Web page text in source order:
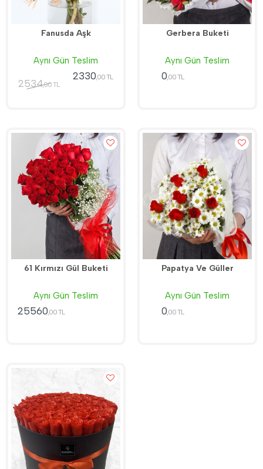
Fanusda Aşk
Aynı Gün Teslim
2534,00 TL
2330,00 TL
Gerbera Buketi
Aynı Gün Teslim
0,00 TL
61 Kırmızı Gül Buketi
Aynı Gün Teslim
25560,00 TL
Papatya Ve Güller
Aynı Gün Teslim
0,00 TL